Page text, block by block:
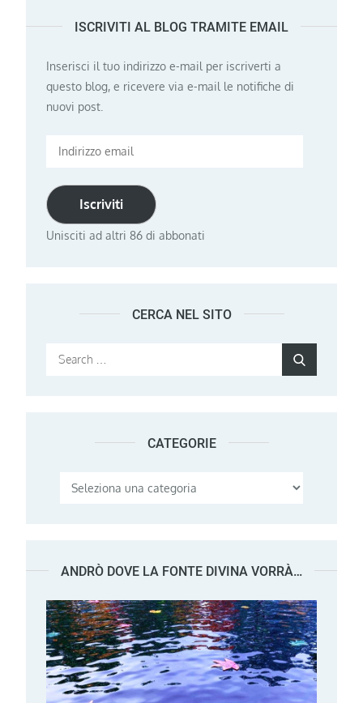
ISCRIVITI AL BLOG TRAMITE EMAIL
Inserisci il tuo indirizzo e-mail per iscriverti a
questo blog, e ricevere via e-mail le notifiche di
nuovi post.
Indirizzo
Iscriviti
Unisciti ad altri 86 di abbonati
CERCA NEL SITO
Search
CATEGORIE
Categorie
ANDRÒ DOVE LA FONTE DIVINA VORRÀ…